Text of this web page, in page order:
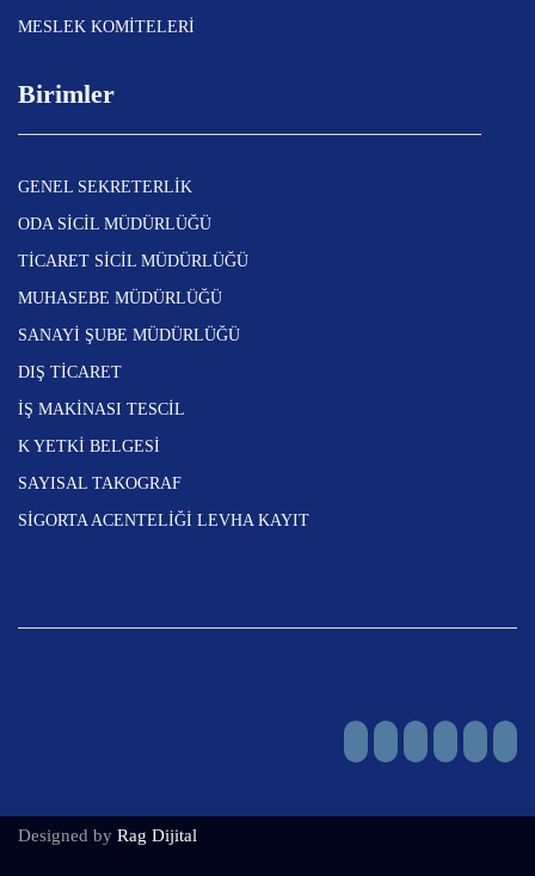
MESLEK KOMİTELERİ
Birimler
GENEL SEKRETERLİK
ODA SİCİL MÜDÜRLÜĞÜ
TİCARET SİCİL MÜDÜRLÜĞÜ
MUHASEBE MÜDÜRLÜĞÜ
SANAYİ ŞUBE MÜDÜRLÜĞÜ
DIŞ TİCARET
İŞ MAKİNASI TESCİL
K YETKİ BELGESİ
SAYISAL TAKOGRAF
SİGORTA ACENTELİĞİ LEVHA KAYIT
Designed by Rag Dijital